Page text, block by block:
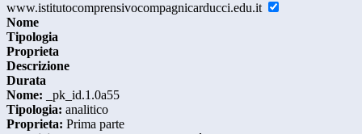
www.istitutocomprensivocompagnicarducci.edu.it
Nome
Tipologia
Proprieta
Descrizione
Durata
Nome: _pk_id.1.0a55
Tipologia: analitico
Proprieta: Prima parte